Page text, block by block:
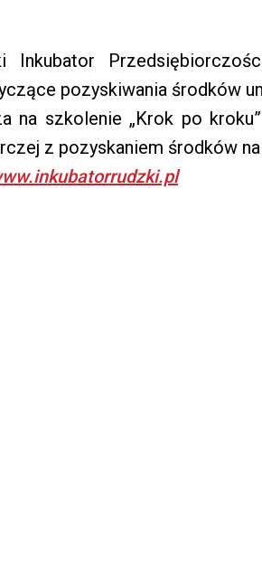
Inkubator
pozyskiwania środków
na szkolenie „Krok po
z pozyskaniem środków